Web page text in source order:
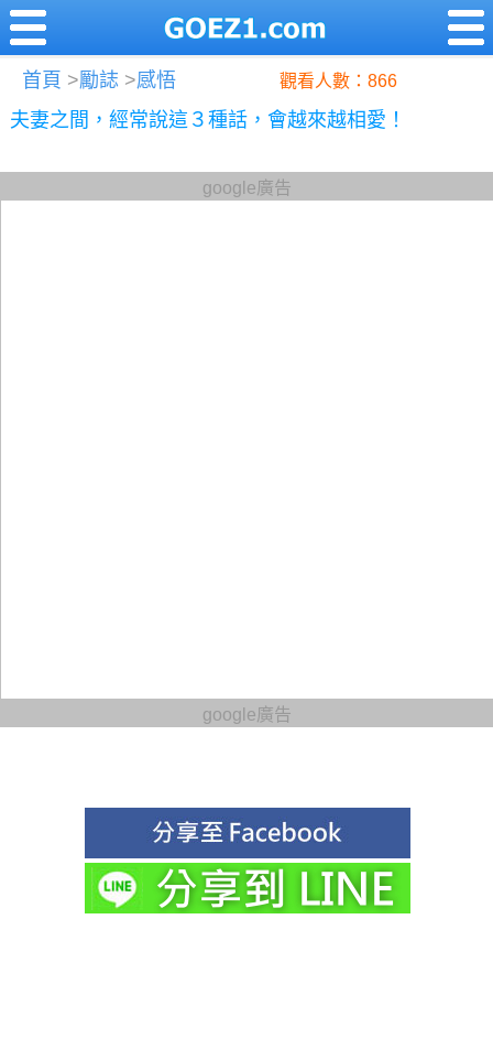
首頁 >勵誌 >感悟 觀看人數：866
夫妻之間，經常說這３種話，會越來越相愛！
google廣告
google廣告